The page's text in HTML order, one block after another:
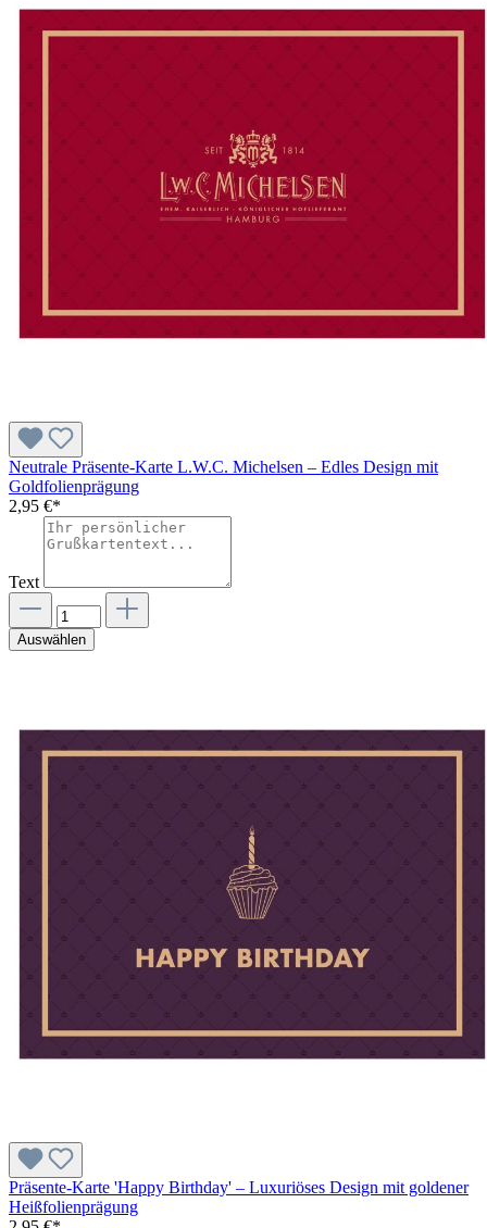
Neutrale Präsente-Karte L.W.C. Michelsen – Edles Design mit
Goldfolienprägung
2,95 €*
Text
Auswählen
Präsente-Karte 'Happy Birthday' – Luxuriöses Design mit goldener
Heißfolienprägung